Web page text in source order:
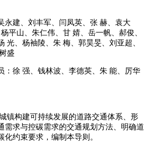
永建、刘丰军、闫凤英、张 赫、袁大
平山、朱仁伟、甘 婧、岳一帆、郝俊、
光、杨袖陵、朱 梅、郭昊旻、刘亚超、
盛
：徐 强、钱林波、李德英、朱 能、厉华
镇构建可持续发展的道路交通体系、形
需求与控碳需求的交通规划方法、明确道
化约束要求，编制本导则。